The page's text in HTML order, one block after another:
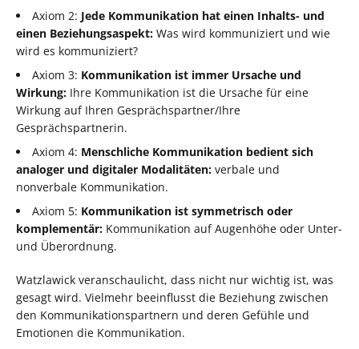
Axiom 2: Jede Kommunikation hat einen Inhalts- und
einen Beziehungsaspekt: Was wird kommuniziert und wie
wird es kommuniziert?
Axiom 3: Kommunikation ist immer Ursache und
Wirkung: Ihre Kommunikation ist die Ursache für eine
Wirkung auf Ihren Gesprächspartner/Ihre
Gesprächspartnerin.
Axiom 4: Menschliche Kommunikation bedient sich
analoger und digitaler Modalitäten: verbale und
nonverbale Kommunikation.
Axiom 5: Kommunikation ist symmetrisch oder
komplementär: Kommunikation auf Augenhöhe oder Unter-
und Überordnung.
Watzlawick veranschaulicht, dass nicht nur wichtig ist, was
gesagt wird. Vielmehr beeinflusst die Beziehung zwischen
den Kommunikationspartnern und deren Gefühle und
Emotionen die Kommunikation.